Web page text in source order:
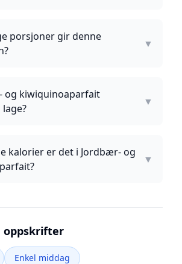
porsjoner gir denne
▼
og kiwiquinoaparfait
▼
kalorier er det i Jordbær- og
▼
oppskrifter
Enkel middag